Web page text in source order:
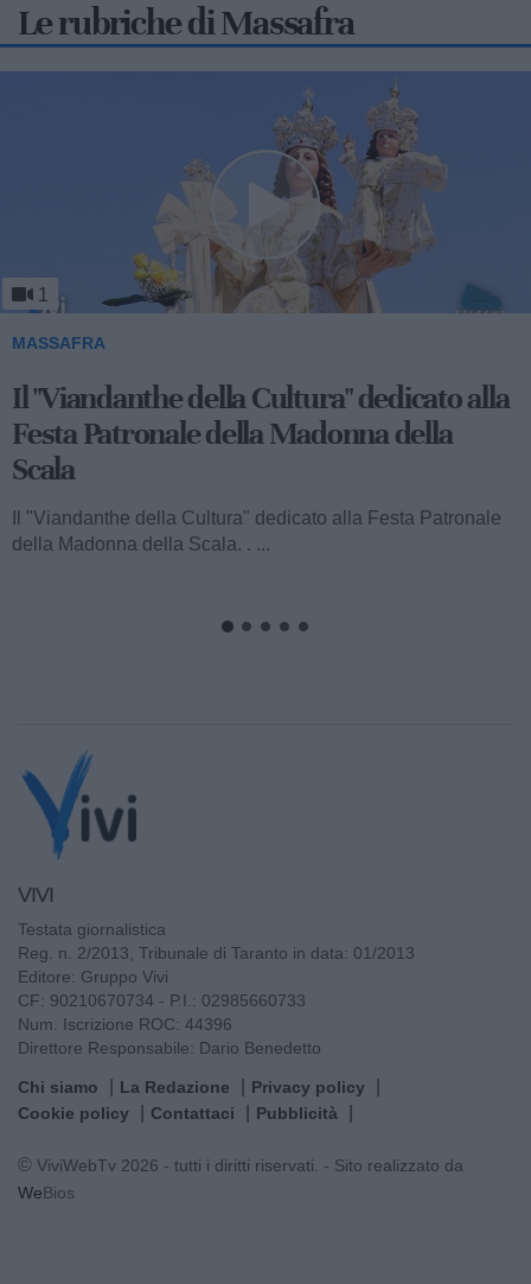
Le rubriche di Massafra
1
MASSAFRA
Il "Viandanthe della Cultura" dedicato alla
Festa Patronale della Madonna della
Scala
Il "Viandanthe della Cultura" dedicato alla Festa Patronale
della Madonna della Scala. . ...
VIVI
Testata giornalistica
Reg. n. 2/2013, Tribunale di Taranto in data: 01/2013
Editore: Gruppo Vivi
CF: 90210670734 - P.I.: 02985660733
Num. Iscrizione ROC: 44396
Direttore Responsabile: Dario Benedetto
Chi siamo La Redazione
Privacy policy
Cookie policy
Contattaci Pubblicità
© ViviWebTv 2026 - tutti i diritti riservati. - Sito realizzato da
WeBios